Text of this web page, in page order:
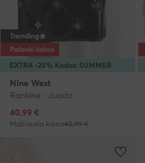
EXTRA -25% Kodas: SUMMER
Trending
Palanki kaina
Nine West
Rankinė · Juoda
Dabartinė kaina
40,99 €
Mažiausia kaina43,99 €